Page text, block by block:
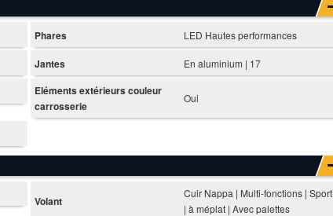
Phares LED Hautes performances
Jantes En aluminium | 17
Eléments extérieurs couleur
carrosserie
Oui
Volant
Cuir Nappa | Multi-fonctions | Sport
| à méplat | Avec palettes